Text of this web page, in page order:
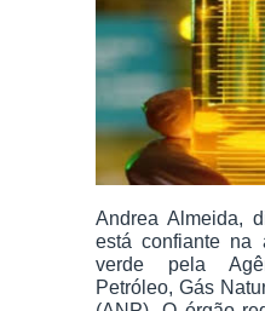
Andrea Almeida,
está confiante na
verde pela
Petróleo, Gás